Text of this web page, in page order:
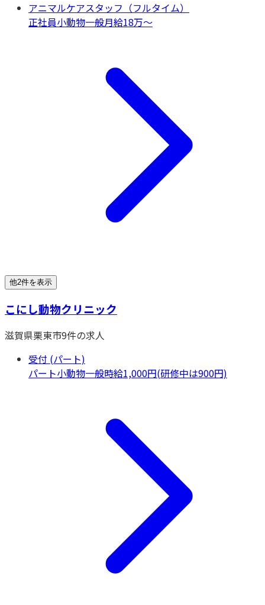
アニマルケアスタッフ（フルタイム）
正社員小動物一般月給18万〜
他2件を表示
こにし動物クリニック
滋賀県栗東市9件の求人
受付 (パート)
パート小動物一般時給1,000円(研修中は900円)